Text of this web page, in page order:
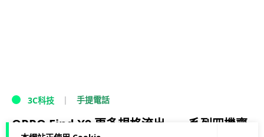
3C科技 手提電話
OPPO Find X9 更多規格流出 一系列四機齊